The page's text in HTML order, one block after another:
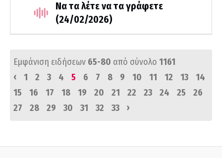
Να τα λέτε να τα γράφετε
(24/02/2026)
Εμφάνιση ειδήσεων 65-80 από σύνολο 1161
‹
1 2 3 4 5 6 7 8 9 10 11 12 13
14
15
16 17 18 19 20 21 22 23 24 25
26
27
28 29 30 31 32 33 ›